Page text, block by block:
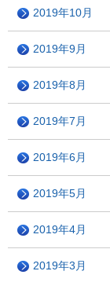
2019年10月
2019年9月
2019年8月
2019年7月
2019年6月
2019年5月
2019年4月
2019年3月